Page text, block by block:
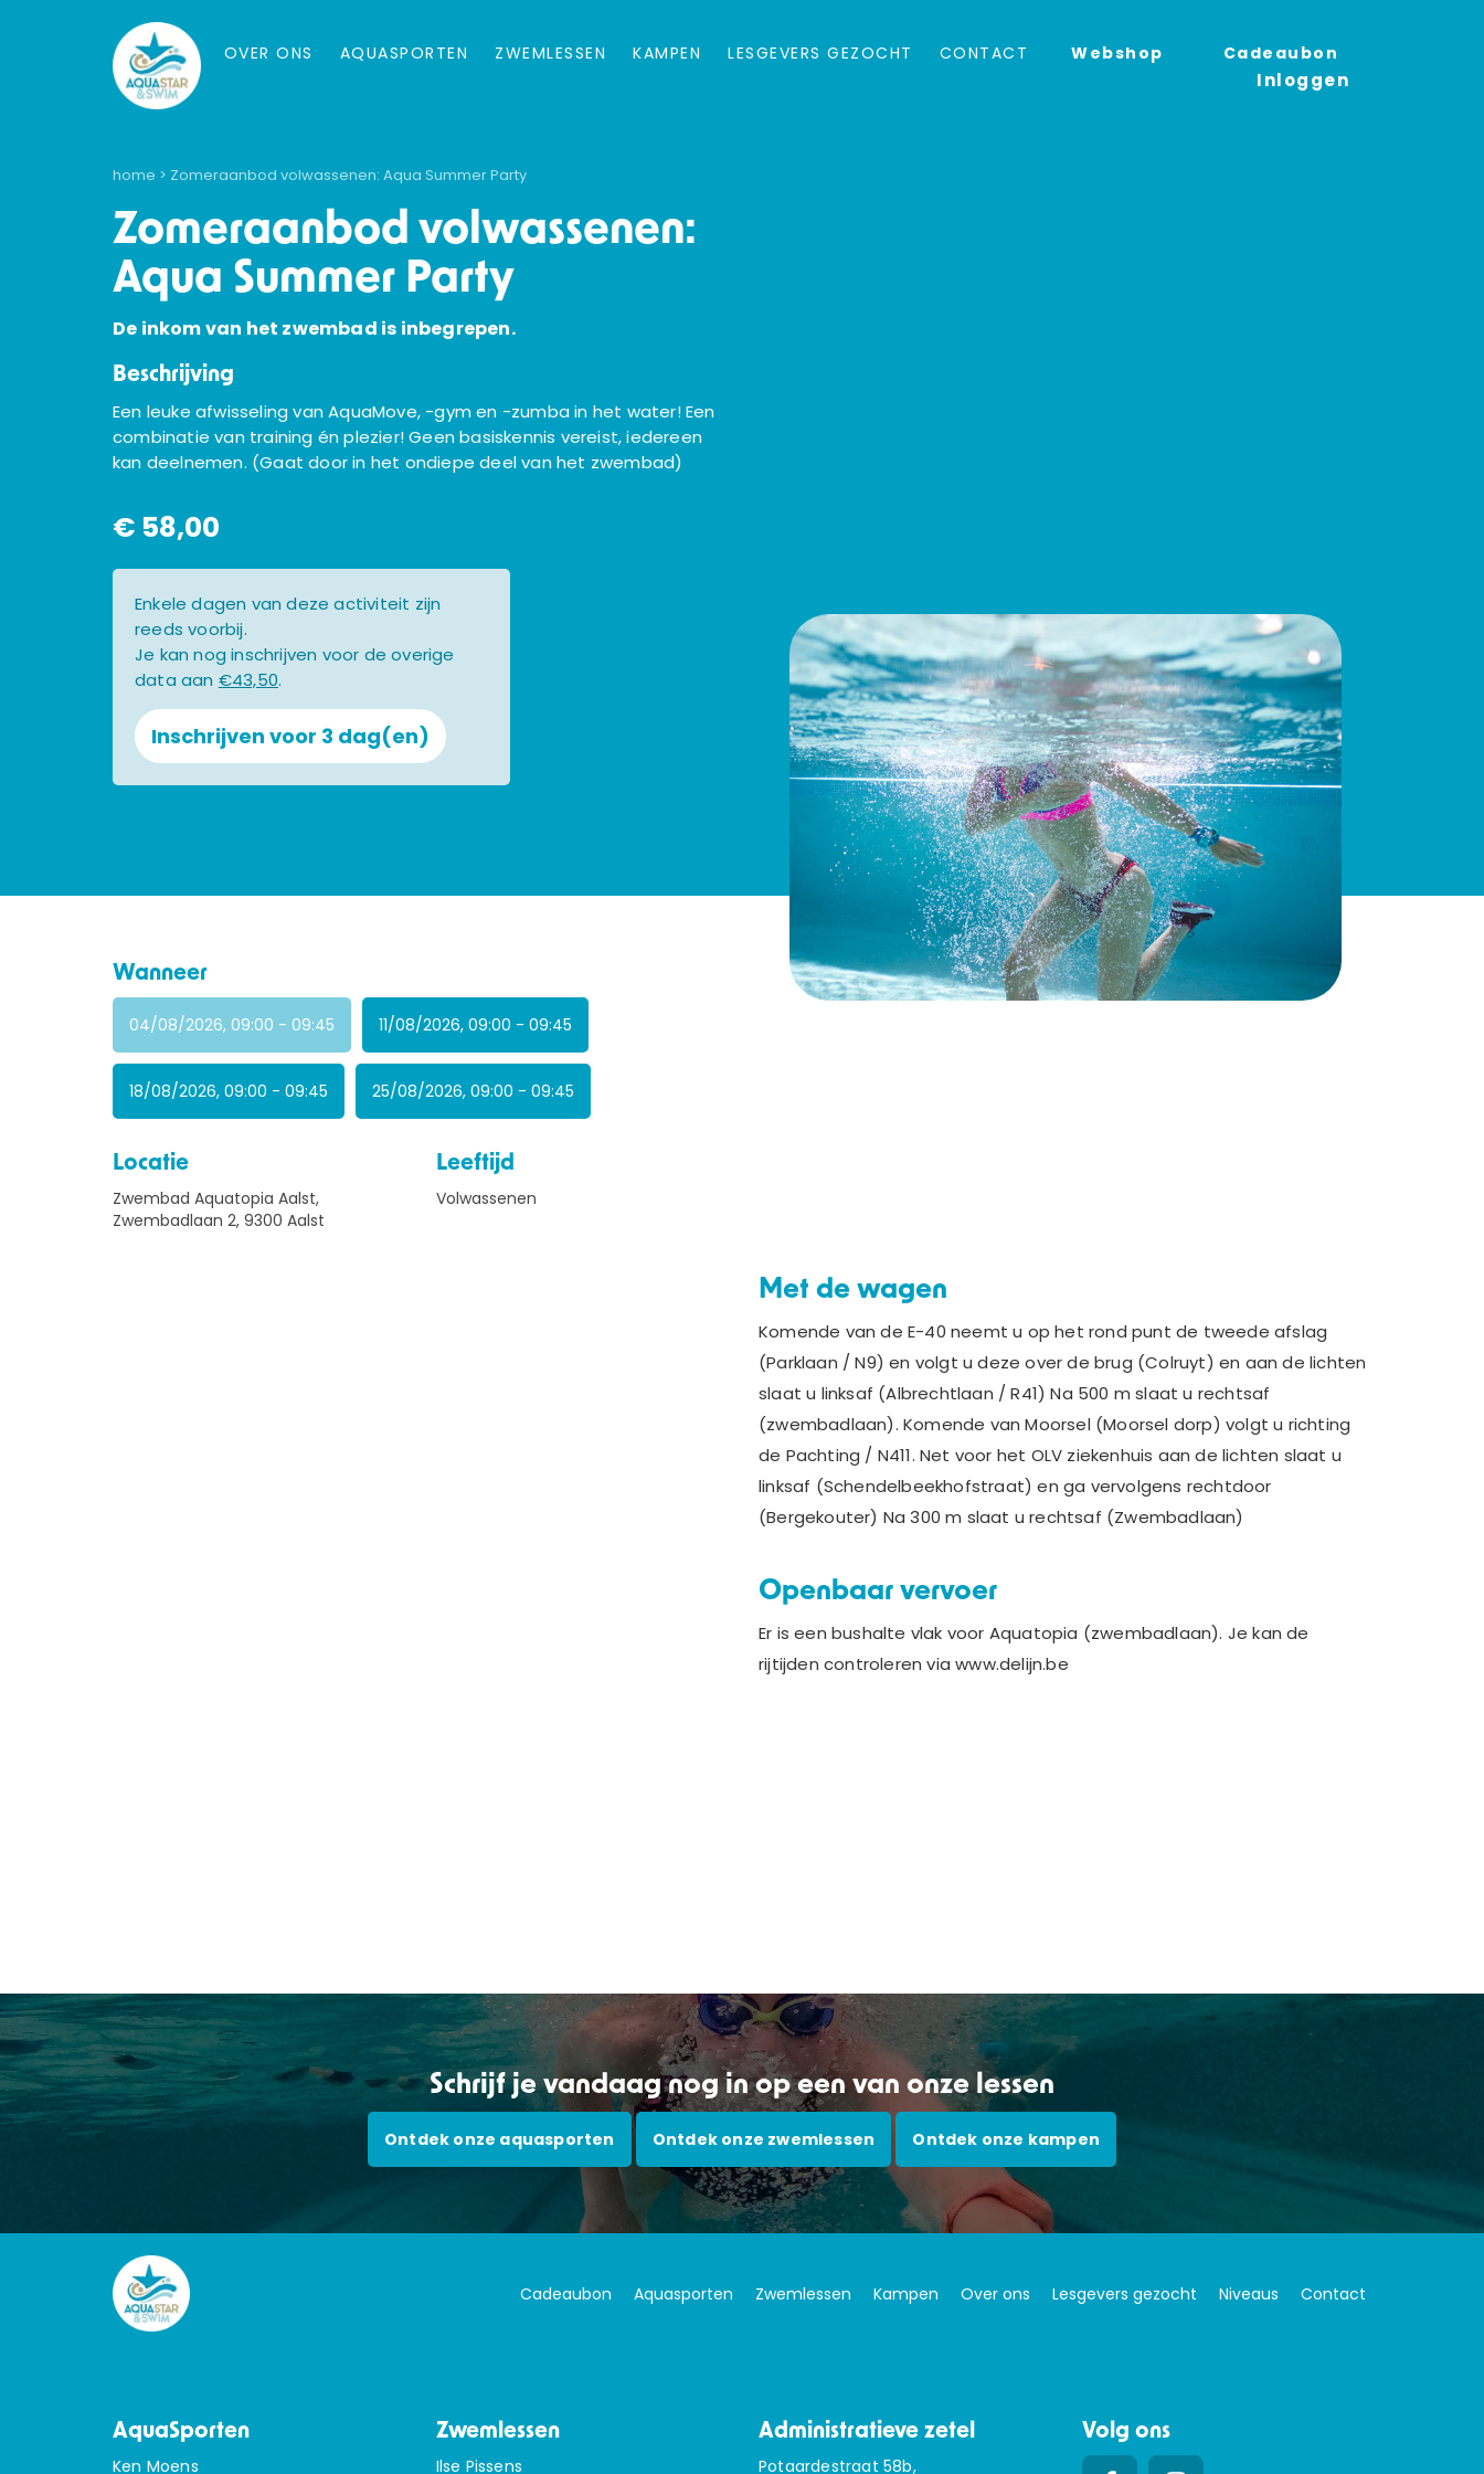
OVER ONS AQUASPORTEN ZWEMLESSEN KAMPEN LESGEVERS GEZOCHT CONTACT Webshop Cadeaubon
Inloggen
home > Zomeraanbod volwassenen: Aqua Summer Party
Zomeraanbod volwassenen:
Aqua Summer Party
De inkom van het zwembad is inbegrepen.
Beschrijving
Een leuke afwisseling van AquaMove, -gym en -zumba in het water! Een
combinatie van training én plezier! Geen basiskennis vereist, iedereen
kan deelnemen. (Gaat door in het ondiepe deel van het zwembad)
€ 58,00
Enkele dagen van deze activiteit zijn
reeds voorbij.
Je kan nog inschrijven voor de overige
data aan €43,50.
Inschrijven voor 3 dag(en)
Wanneer
04/08/2026, 09:00 - 09:45 11/08/2026, 09:00 - 09:45
18/08/2026, 09:00 - 09:45 25/08/2026, 09:00 - 09:45
Locatie
Zwembad Aquatopia Aalst,
Zwembadlaan 2, 9300 Aalst
Leeftijd
Volwassenen
Met de wagen
Komende van de E-40 neemt u op het rond punt de tweede afslag
(Parklaan / N9) en volgt u deze over de brug (Colruyt) en aan de lichten
slaat u linksaf (Albrechtlaan / R41) Na 500 m slaat u rechtsaf
(zwembadlaan). Komende van Moorsel (Moorsel dorp) volgt u richting
de Pachting / N411. Net voor het OLV ziekenhuis aan de lichten slaat u
linksaf (Schendelbeekhofstraat) en ga vervolgens rechtdoor
(Bergekouter) Na 300 m slaat u rechtsaf (Zwembadlaan)
Openbaar vervoer
Er is een bushalte vlak voor Aquatopia (zwembadlaan). Je kan de
rijtijden controleren via www.delijn.be
Schrijf je vandaag nog in op een van onze lessen
Ontdek onze aquasporten Ontdek onze zwemlessen Ontdek onze kampen
Cadeaubon Aquasporten Zwemlessen Kampen Over ons Lesgevers gezocht Niveaus Contact
AquaSporten
Ken Moens
Zwemlessen
Ilse Pissens
Administratieve zetel
Potaardestraat 58b,
Volg ons